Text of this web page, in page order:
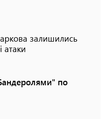
залишились
атаки
по